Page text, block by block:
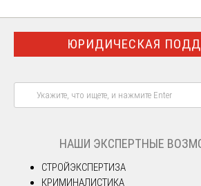
ЮРИДИЧЕСКАЯ
НАШИ ЭКСПЕРТНЫЕ
СТРОЙЭКСПЕРТИЗА
КРИМИНАЛИСТИКА